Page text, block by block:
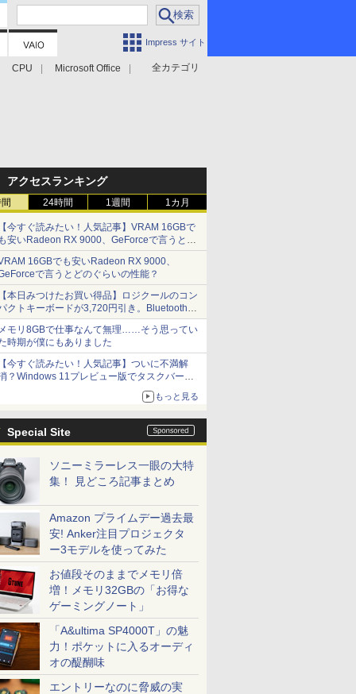
Impress サイト
全カテゴリ
CPU Microsoft Office
アクセスランキング
24時間 1週間 1カ月
今すぐ読みたい！人気記事】VRAM 16GBで
安いRadeon RX 9000、GeForceで言うとど
ぐらいの性能？ - PC Watch
16GBでも安いRadeon RX 9000、
で言うとどのぐらいの性能？
本日みつけたお買い得品】ロジクールのコン
クトキーボードが3,720円引き。Bluetoothで3
接続対応
モリ8GBで仕事なんて無理……そう思ってい
時期が僕にもありました
今すぐ読みたい！人気記事】ついに不満解
？Windows 11プレビュー版でタスクバーの
もっと見る
Special Site
ソニーミラーレス一眼の大特
集！ 見どころ記事まとめ
Amazon プライムデー過去最
安! Anker注目プロジェクタ
ー3モデルを使ってみた
お値段そのままでメモリ倍
増！メモリ32GBの「お得な
ゲーミングノート」
「A&ultima SP4000T」の魅
力！ポケットに入るオーディ
オの醍醐味
エントリーなのに脅威の実